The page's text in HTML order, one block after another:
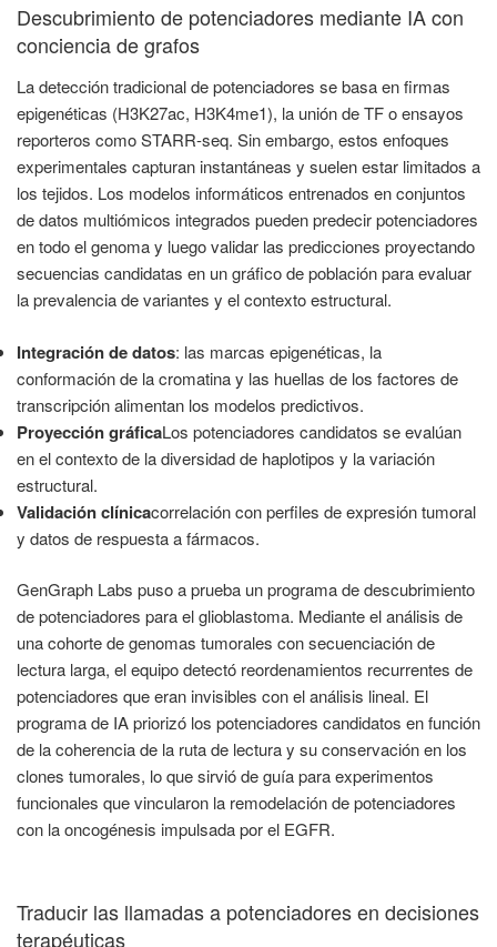
Descubrimiento de potenciadores mediante IA con
conciencia de grafos
La detección tradicional de potenciadores se basa en firmas
epigenéticas (H3K27ac, H3K4me1), la unión de TF o ensayos
reporteros como STARR-seq. Sin embargo, estos enfoques
experimentales capturan instantáneas y suelen estar limitados a
los tejidos. Los modelos informáticos entrenados en conjuntos
de datos multiómicos integrados pueden predecir potenciadores
en todo el genoma y luego validar las predicciones proyectando
secuencias candidatas en un gráfico de población para evaluar
la prevalencia de variantes y el contexto estructural.
Integración de datos: las marcas epigenéticas, la
conformación de la cromatina y las huellas de los factores de
transcripción alimentan los modelos predictivos.
Proyección gráficaLos potenciadores candidatos se evalúan
en el contexto de la diversidad de haplotipos y la variación
estructural.
Validación clínicacorrelación con perfiles de expresión tumoral
y datos de respuesta a fármacos.
GenGraph Labs puso a prueba un programa de descubrimiento
de potenciadores para el glioblastoma. Mediante el análisis de
una cohorte de genomas tumorales con secuenciación de
lectura larga, el equipo detectó reordenamientos recurrentes de
potenciadores que eran invisibles con el análisis lineal. El
programa de IA priorizó los potenciadores candidatos en función
de la coherencia de la ruta de lectura y su conservación en los
clones tumorales, lo que sirvió de guía para experimentos
funcionales que vincularon la remodelación de potenciadores
con la oncogénesis impulsada por el EGFR.
Traducir las llamadas a potenciadores en decisiones
terapéuticas